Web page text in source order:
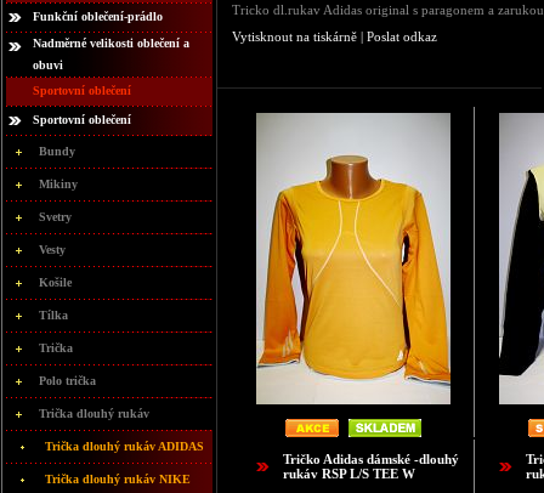
Funkční oblečení-prádlo
Nadměrné velikosti oblečení a
obuvi
Sportovní oblečení
Sportovní oblečení
Bundy
Mikiny
Svetry
Vesty
Košile
Tílka
Trička
Polo trička
Trička dlouhý rukáv
Trička dlouhý rukáv ADIDAS
Trička dlouhý rukáv NIKE
Tricko dl.rukav Adidas original s paragonem a
Vytisknout na tiskárně | Poslat odkaz
Tričko Adidas dámské -dlouhý
rukáv RSP L/S TEE W